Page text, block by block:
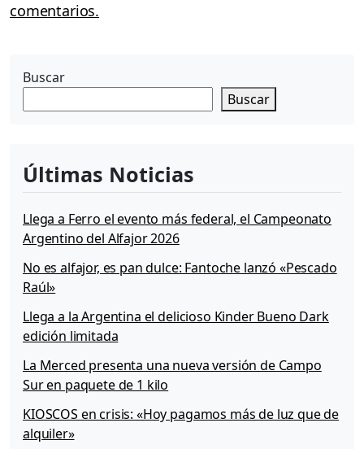
comentarios.
Buscar
Buscar
Últimas Noticias
Llega a Ferro el evento más federal, el Campeonato
Argentino del Alfajor 2026
No es alfajor, es pan dulce: Fantoche lanzó «Pescado
Raúl»
Llega a la Argentina el delicioso Kinder Bueno Dark
edición limitada
La Merced presenta una nueva versión de Campo
Sur en paquete de 1 kilo
KIOSCOS en crisis: «Hoy pagamos más de luz que de
alquiler»